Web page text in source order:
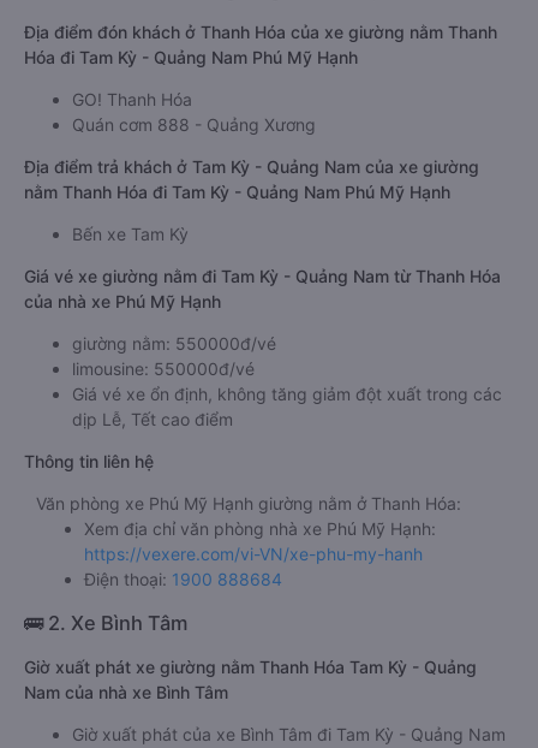
Địa điểm đón khách ở Thanh Hóa của xe giường nằm Thanh
Hóa đi Tam Kỳ - Quảng Nam Phú Mỹ Hạnh
GO! Thanh Hóa
Quán cơm 888 - Quảng Xương
Địa điểm trả khách ở Tam Kỳ - Quảng Nam của xe giường
nằm Thanh Hóa đi Tam Kỳ - Quảng Nam Phú Mỹ Hạnh
Bến xe Tam Kỳ
Giá vé xe giường nằm đi Tam Kỳ - Quảng Nam từ Thanh Hóa
của nhà xe Phú Mỹ Hạnh
giường nằm: 550000đ/vé
limousine: 550000đ/vé
Giá vé xe ổn định, không tăng giảm đột xuất trong các
dịp Lễ, Tết cao điểm
Thông tin liên hệ
Văn phòng xe Phú Mỹ Hạnh giường nằm ở Thanh Hóa:
Xem địa chỉ văn phòng nhà xe Phú Mỹ Hạnh:
https://vexere.com/vi-VN/xe-phu-my-hanh
Điện thoại: 1900 888684
🚌 2. Xe Bình Tâm
Giờ xuất phát xe giường nằm Thanh Hóa Tam Kỳ - Quảng
Nam của nhà xe Bình Tâm
Giờ xuất phát của xe Bình Tâm đi Tam Kỳ - Quảng Nam